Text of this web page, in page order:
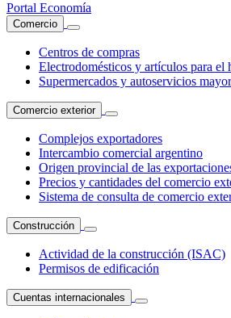
Portal Economía
Comercio
Centros de compras
Electrodomésticos y artículos para el
Supermercados y autoservicios
Comercio exterior
Complejos exportadores
Intercambio comercial argentino
Origen provincial de las
Precios y cantidades del comercio
Sistema de consulta de comercio
Construcción
Actividad de la construcción (ISAC)
Permisos de edificación
Cuentas internacionales